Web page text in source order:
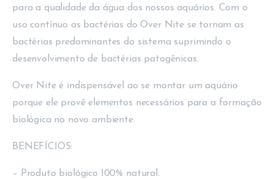
para a qualidade da água dos nossos aquários. Com o
uso contínuo as bactérias do Over Nite se tornam as
bactérias predominantes do sistema suprimindo o
desenvolvimento de bactérias patogênicas.
Over Nite é indispensável ao se montar um aquário
porque ele provê elementos necessários para a formação
biológica no novo ambiente.
BENEFÍCIOS:
– Produto biológico 100% natural.